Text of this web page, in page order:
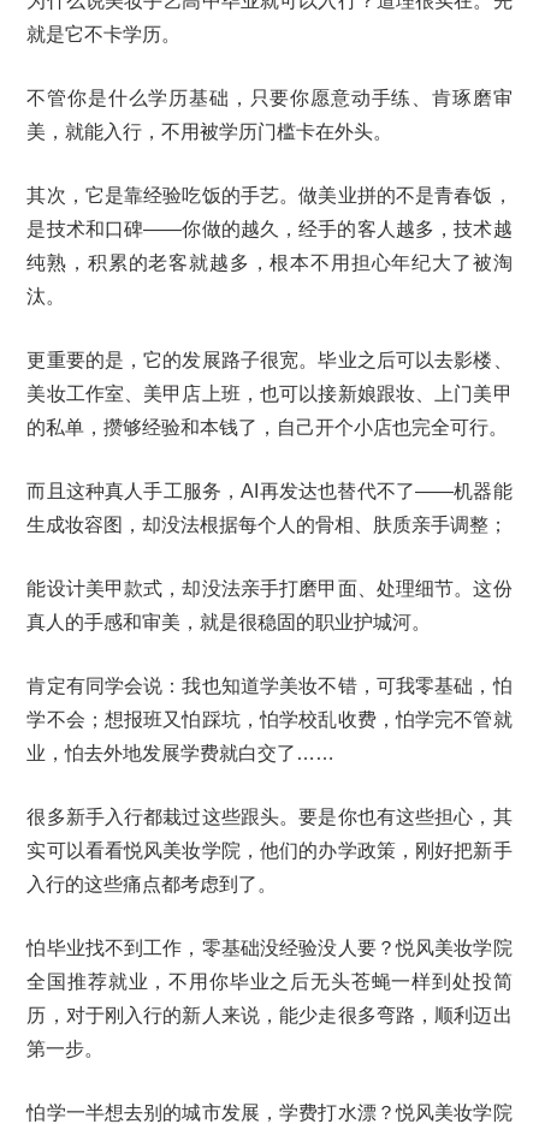
就是它不卡学历。
不管你是什么学历基础，只要你愿意动手练、肯琢磨审
美，就能入行，不用被学历门槛卡在外头。
其次，它是靠经验吃饭的手艺。做美业拼的不是青春饭，
是技术和口碑——你做的越久，经手的客人越多，技术越
纯熟，积累的老客就越多，根本不用担心年纪大了被淘
汰。
更重要的是，它的发展路子很宽。毕业之后可以去影楼、
美妆工作室、美甲店上班，也可以接新娘跟妆、上门美甲
的私单，攒够经验和本钱了，自己开个小店也完全可行。
而且这种真人手工服务，AI再发达也替代不了——机器能
生成妆容图，却没法根据每个人的骨相、肤质亲手调整；
能设计美甲款式，却没法亲手打磨甲面、处理细节。这份
真人的手感和审美，就是很稳固的职业护城河。
肯定有同学会说：我也知道学美妆不错，可我零基础，怕
学不会；想报班又怕踩坑，怕学校乱收费，怕学完不管就
业，怕去外地发展学费就白交了……
很多新手入行都栽过这些跟头。要是你也有这些担心，其
实可以看看悦风美妆学院，他们的办学政策，刚好把新手
入行的这些痛点都考虑到了。
怕毕业找不到工作，零基础没经验没人要？悦风美妆学院
全国推荐就业，不用你毕业之后无头苍蝇一样到处投简
历，对于刚入行的新人来说，能少走很多弯路，顺利迈出
第一步。
怕学一半想去别的城市发展，学费打水漂？悦风美妆学院